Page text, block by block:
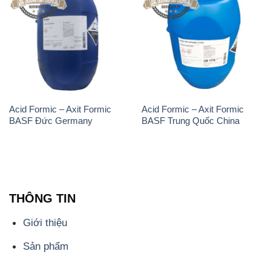
Acid Formic – Axit Formic
BASF Đức Germany
Acid Formic – Axit Formic
BASF Trung Quốc China
THÔNG TIN
Giới thiệu
Sản phẩm